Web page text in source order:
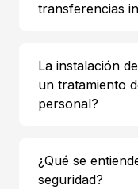
transferencias
La instalación
un tratamiento
personal?
¿Qué se
seguridad?